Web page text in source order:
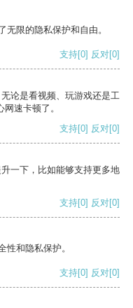
限的隐私保护和自由。
支持[0] 反对[0]
论是看视频、玩游戏还是工
速卡顿了。
支持[0] 反对[0]
一下，比如能够支持更多地
支持[0] 反对[0]
性和隐私保护。
支持[0] 反对[0]